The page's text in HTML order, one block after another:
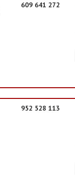
609 641 272
952 528 113